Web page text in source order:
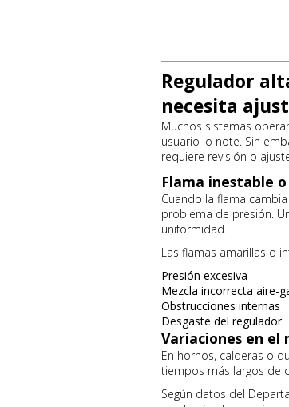
Regulador
necesita
Muchos sistemas
usuario lo note. Sin
requiere revisión o
Flama inestable
Cuando la flama
problema de presión.
uniformidad.
Las flamas amarillas o
Presión excesiva
Mezcla incorrecta aire-
Obstrucciones internas
Desgaste del regulador
Variaciones en
En hornos, calderas o
tiempos más largos de
Según datos del